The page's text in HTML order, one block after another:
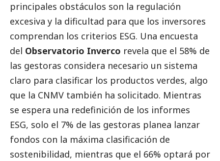
principales obstáculos son la regulación
excesiva y la dificultad para que los inversores
comprendan los criterios ESG. Una encuesta
del Observatorio Inverco revela que el 58% de
las gestoras considera necesario un sistema
claro para clasificar los productos verdes, algo
que la CNMV también ha solicitado. Mientras
se espera una redefinición de los informes
ESG, solo el 7% de las gestoras planea lanzar
fondos con la máxima clasificación de
sostenibilidad, mientras que el 66% optará por